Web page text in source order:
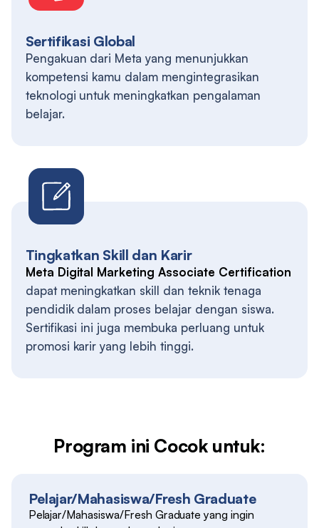
Sertifikasi Global
Pengakuan dari Meta yang menunjukkan
kompetensi kamu dalam mengintegrasikan
teknologi untuk meningkatkan pengalaman
belajar.
Tingkatkan Skill dan Karir
Meta Digital Marketing Associate Certification
dapat meningkatkan skill dan teknik tenaga
pendidik dalam proses belajar dengan siswa.
Sertifikasi ini juga membuka perluang untuk
promosi karir yang lebih tinggi.
Program ini Cocok untuk:
Pelajar/Mahasiswa/Fresh Graduate
Pelajar/Mahasiswa/Fresh Graduate yang ingin